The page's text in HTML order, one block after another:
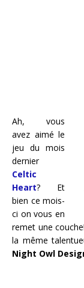
Ah, vous
avez aimé le
jeu du mois
dernier
Celtic
Heart? Et
bien ce mois-
ci on vous en
remet une couche!
la même
Night Owl